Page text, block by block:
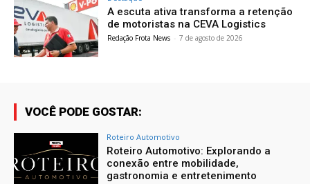
A escuta ativa transforma a retenção
de motoristas na CEVA Logistics
Redação Frota News - 7 de agosto de 2026
VOCÊ PODE GOSTAR:
Roteiro Automotivo
Roteiro Automotivo: Explorando a
conexão entre mobilidade,
gastronomia e entretenimento